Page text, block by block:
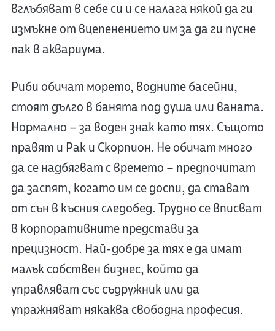
вглъбяват в себе си и се налага някой да ги
измъкне от вцепенението им за да ги пусне
пак в аквариума.
Риби обичат морето, водните басейни,
стоят дълго в банята под душа или ваната.
Нормално – за воден знак като тях. Същото
правят и Рак и Скорпион. Не обичат много
да се надбягват с времето – предпочитат
да заспят, когато им се доспи, да стават
от сън в късния следобед. Трудно се вписват
в корпоративните представи за
прецизност. Най-добре за тях е да имат
малък собствен бизнес, който да
управляват със съдружник или да
упражняват някаква свободна професия.